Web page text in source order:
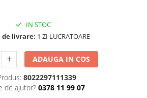
IN STOC
livrare: 1 ZI LUCRATOARE
ADAUGA IN COS
8022297111339
de ajutor? 0378 11 99 07